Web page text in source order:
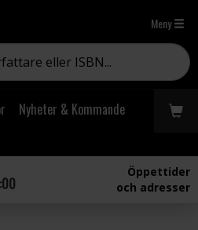
Meny
Nyheter & Kommande
Öppettider
och adresser